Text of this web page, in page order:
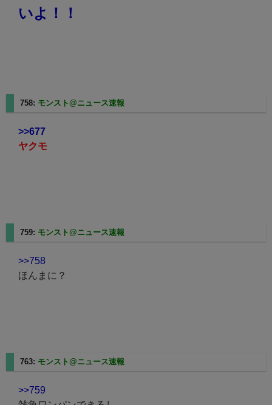
いよ！！
758: モンスト@ニュース速報
>>677
ヤクモ
759: モンスト@ニュース速報
>>758
ほんまに？
763: モンスト@ニュース速報
>>759